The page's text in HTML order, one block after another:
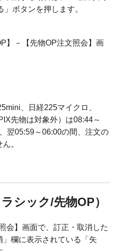
ボタンを押します。
】－【先物OP注文照会】画
、日経225マイクロ、
先物は対象外）は08:44～
翌05:59～06:00の間、注文の
。
シック/先物OP）
会】画面で、訂正・取消した
欄に表示されている「矢